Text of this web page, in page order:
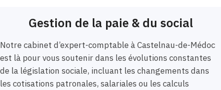
Gestion de la paie & du social
Notre cabinet d’expert-comptable à Castelnau-de-Médoc
est là pour vous soutenir dans les évolutions constantes
de la législation sociale, incluant les changements dans
les cotisations patronales, salariales ou les calculs